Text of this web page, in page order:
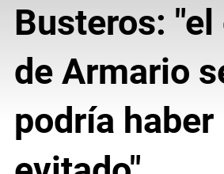
Busteros:
de Armario
podría haber